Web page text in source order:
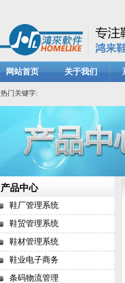
网站首页 关于我们
热门关键字:
产品中心
鞋厂管理系统
鞋贸管理系统
鞋材管理系统
鞋业电子商务
条码物流管理